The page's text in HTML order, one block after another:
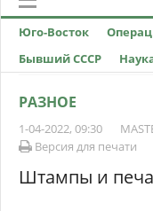
Юго-Восток
Бывший СССР
РАЗНОЕ
1-04-2022, 09:30
Версия для печати
Штампы и